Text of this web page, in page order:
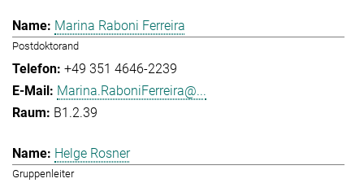
Marina Raboni Ferreira
Postdoktorand
+49 351 4646-2239
Marina.RaboniFerreira@...
B1.2.39
Helge Rosner
Gruppenleiter